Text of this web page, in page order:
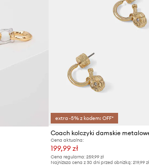
extra -5% z kodem: OFF*
Coach kolczyki damskie
Cena aktualna:
199,99 zł
Cena regularna: 259,99 zł
Najniższa cena z 30 dni przed obniżką: 219,99 zł